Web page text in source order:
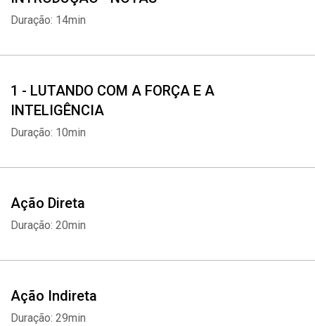
Duração: 14min
1 - LUTANDO COM A FORÇA E A
INTELIGÊNCIA
Duração: 10min
Ação Direta
Duração: 20min
Ação Indireta
Duração: 29min